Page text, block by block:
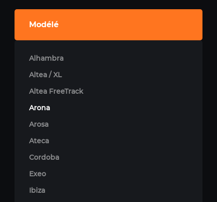
Modélé
Alhambra
Altea / XL
Altea FreeTrack
Arona
Arosa
Ateca
Cordoba
Exeo
Ibiza